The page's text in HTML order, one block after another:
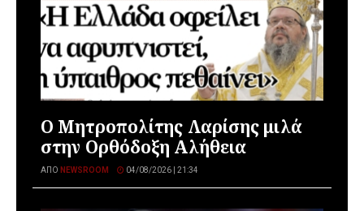
Ο Μητροπολίτης Λαρίσης μιλά
στην Ορθόδοξη Αλήθεια
ΑΠΌ NEWSROOM 04/08/2026 | 21:34